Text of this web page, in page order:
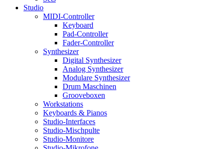
Studio
MIDI-Controller
Keyboard
Pad-Controller
Fader-Controller
Synthesizer
Digital Synthesizer
Analog Synthesizer
Modulare Synthesizer
Drum Maschinen
Grooveboxen
Workstations
Keyboards & Pianos
Studio-Interfaces
Studio-Mischpulte
Studio-Monitore